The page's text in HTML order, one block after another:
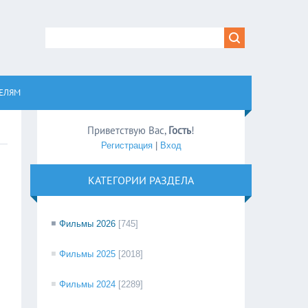
Приветствую Вас, Гость!
Регистрация| Вход
КАТЕГОРИИ РАЗДЕЛА
Фильмы 2026 [745]
Фильмы 2025 [2018]
Фильмы 2024 [2289]